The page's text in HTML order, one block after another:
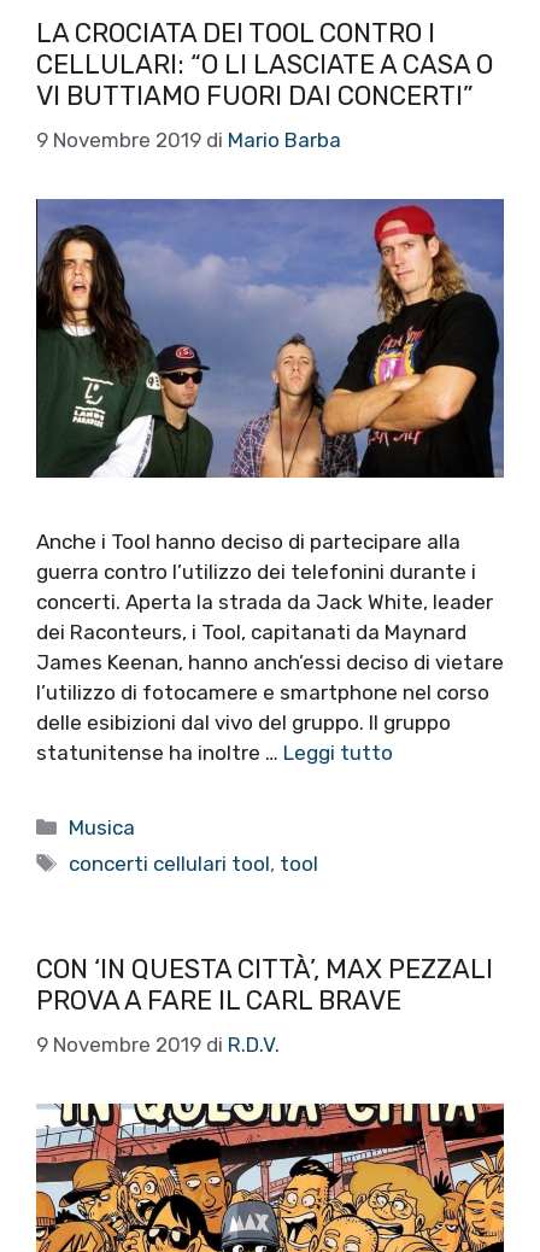
LA CROCIATA DEI TOOL CONTRO I
CELLULARI: “O LI LASCIATE A CASA O
VI BUTTIAMO FUORI DAI CONCERTI”
9 Novembre 2019 di Mario Barba
Anche i Tool hanno deciso di partecipare alla
guerra contro l’utilizzo dei telefonini durante i
concerti. Aperta la strada da Jack White, leader
dei Raconteurs, i Tool, capitanati da Maynard
James Keenan, hanno anch’essi deciso di vietare
l’utilizzo di fotocamere e smartphone nel corso
delle esibizioni dal vivo del gruppo. Il gruppo
statunitense ha inoltre … Leggi tutto
Categorie
Musica
Tag
concerti cellulari tool, tool
CON ‘IN QUESTA CITTÀ’, MAX PEZZALI
PROVA A FARE IL CARL BRAVE
9 Novembre 2019 di R.D.V.